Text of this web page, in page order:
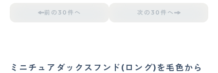
前の30件へ 次の30件へ
ミニチュアダックスフンド(ロング)を毛色から